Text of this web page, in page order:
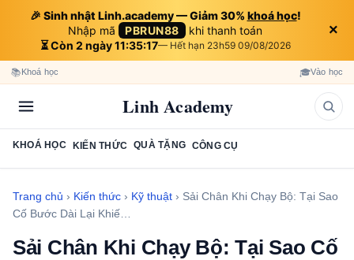
🎉 Sinh nhật Linh.academy — Giảm 30% khoá học!
Nhập mã PBRUN88 khi thanh toán
⏳ Còn 2 ngày 11:35:16— Hết hạn 23h59 09/08/2026
×
📚Khoá học 🎓Vào học
Linh Academy
KHOÁ HỌC KIẾN THỨC QUÀ TẶNG CÔNG CỤ
Trang chủ › Kiến thức › Kỹ thuật › Sải Chân Khi Chạy Bộ: Tại Sao
Cố Bước Dài Lại Khiế…
Sải Chân Khi Chạy Bộ: Tại Sao Cố